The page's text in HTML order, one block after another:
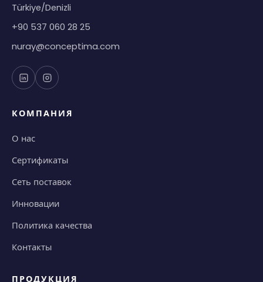
Türkiye/Denizli
+90 537 060 28 25
nuray@conceptima.com
КОМПАНИЯ
О нас
Сертификаты
Сеть поставок
Инновации
Политика качества
Контакты
ПРОДУКЦИЯ